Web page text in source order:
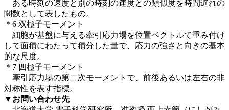
ある時刻の速度と別の時刻の速度との類似度を時間遅れの
関数として表したもの。
＊6 双極子モーメント
細胞が基盤に与える牽引応力場を位置ベクトルで重み付け
して面積にわたって積分した量で、応力の強さと向きの基本
的な尺度。
＊7 四極子モーメント
牽引応力場の第二次モーメントで、前後あるいは左右の非
対称性を表す指標。
▼お問い合わせ先